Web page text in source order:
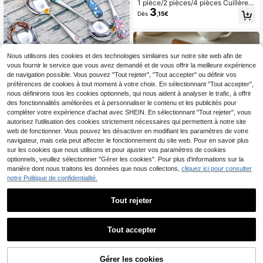
1/4/16 pièces Set de couverts en ac
ier inoxydable 304 avec motif créat
if d'écailles de dragon en 3D, compr
enant une cuillère à soupe, une cuill
ère à dessert, une cuillère à café et
une petite cuillère. Convient pour la
maison, le restaurant et le dortoir
Dès3,53€
Économiser 0,17€
6 pièces Cuillères design chat en a
cier inoxydable, lavables au lave-v
1 pièce/2 pièces/4 pièces Cuillères
en acier inoxydable revêtues d'éma
il coloré vibrant, parfaites pour servi
glacée, idéales pour les condiment
s, le thé, le café et le sucre, conven
ant pour la maison et le restaurant,
premier choix
Dès 3 ,15€
Ensemble de couverts créatifs en a
thème/cœur, cuillère à dessert, cuill
ère à crème glacée, cuillère à café,
cuillère à gâteau, convient pour les
restaurants, hôtels, cafés, bars, écol
Dès3,05€3,08€
1
Nous utilisons des cookies et des technologies similaires sur notre site web afin de
vous fournir le service que vous avez demandé et de vous offrir la meilleure expérience
de navigation possible. Vous pouvez "Tout rejeter", "Tout accepter" ou définir vos
préférences de cookies à tout moment à votre choix. En sélectionnant "Tout accepter",
nous définirons tous les cookies optionnels, qui nous aident à analyser le trafic, à offrir
des fonctionnalités améliorées et à personnaliser le contenu et les publicités pour
compléter votre expérience d'achat avec SHEIN. En sélectionnant "Tout rejeter", vous
autorisez l'utilisation des cookies strictement nécessaires qui permettent à notre site
web de fonctionner. Vous pouvez les désactiver en modifiant les paramètres de votre
navigateur, mais cela peut affecter le fonctionnement du site web. Pour en savoir plus
sur les cookies que nous utilisons et pour ajuster vos paramètres de cookies
optionnels, veuillez sélectionner "Gérer les cookies". Pour plus d'informations sur la
manière dont nous traitons les données que nous collectons, cliquez ici pour consulter
notre Politique de confidentialité.
Tout rejeter
Tout accepter
Gérer les cookies